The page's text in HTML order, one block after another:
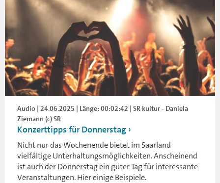
Audio | 24.06.2025 | Länge: 00:02:42 | SR kultur - Daniela
Ziemann (c) SR
Konzerttipps für Donnerstag
Nicht nur das Wochenende bietet im Saarland
vielfältige Unterhaltungsmöglichkeiten. Anscheinend
ist auch der Donnerstag ein guter Tag für interessante
Veranstaltungen. Hier einige Beispiele.